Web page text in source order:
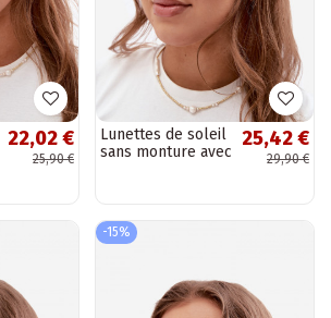
22,02 €
25,90 €
Lunettes de soleil
sans monture avec
25,42 €
29,90 €
-15%